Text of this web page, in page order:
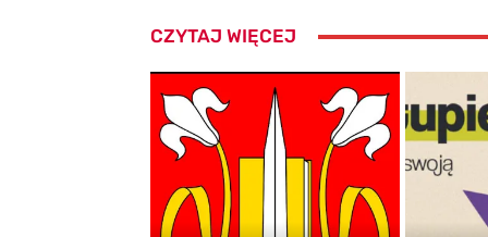
CZYTAJ WIĘCEJ